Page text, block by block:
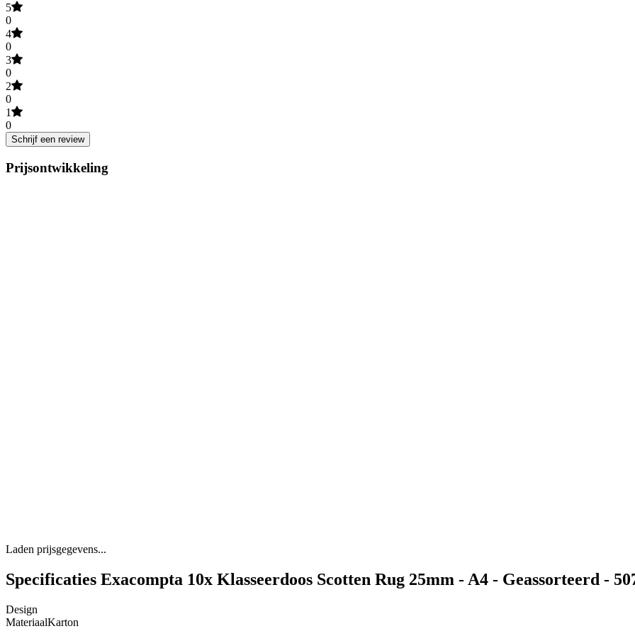
5
0
4
0
3
0
2
0
1
0
Schrijf een review
Prijsontwikkeling
Laden prijsgegevens...
Specificaties Exacompta 10x Klasseerdoos Scotten Rug 25mm - A4 - Geassorteerd -
Design
MateriaalKarton